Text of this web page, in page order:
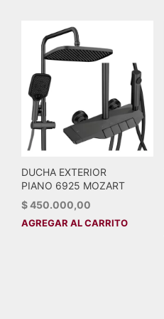
DUCHA EXTERIOR
PIANO 6925 MOZART
$450.000,00
AGREGAR AL CARRITO